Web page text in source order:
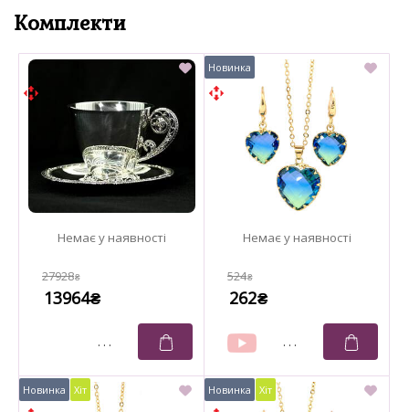
Комплекти
27928₴
13964₴
524₴
262₴